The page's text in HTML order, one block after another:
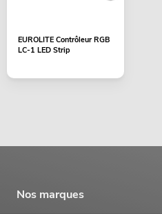
EUROLITE Contrôleur RGB
LC-1 LED Strip
Nos marques